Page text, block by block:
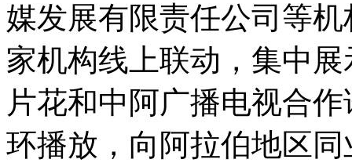
媒发展有限责任公司等
家机构线上联动，集中
片花和中阿广播电视合
环播放，向阿拉伯地区